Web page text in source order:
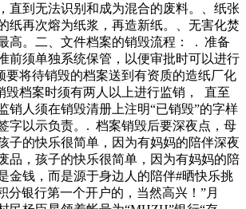
直到无法识别和成为混合的废料。、纸张
纸再次熔为纸浆，再造新纸。、无害化焚
高。二、文件档案的销毁流程： . 准备
前须单独系统保管，以便审批时可以进行
要将待销毁的档案送到有资质的造纸厂化
毁档案时须有两人以上进行监销， 直至
销人须在销毁清册上注明“已销毁”的字样
字以示负责。. 档案销毁后要深夜点，母
子的快乐很简单，因为有妈妈的陪伴深夜
品，孩子的快乐很简单，因为有妈妈的陪
金钱，而是源于身边人的陪伴#晒快乐挑
分银行第一个开户的，当然高兴！”月